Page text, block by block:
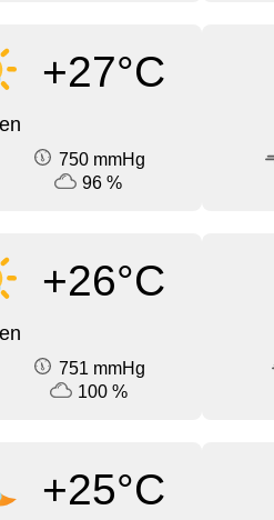
+27°C
750 mmHg
96 %
+26°C
751 mmHg
100 %
+25°C